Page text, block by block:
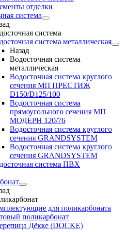
отделки
система
система
система металлическая
Назад
Водосточная система
металлическая
Водосточная система круглого
сечения МП ПРЕСТИЖ
D150/D125/100
Водосточная система
прямоугольного сечения МП
МОДЕРН 120/76
Водосточная система круглого
сечения GRANDSYSTEM
Водосточная система круглого
сечения GRANDSYSTEM
система ПВХ
для поликарбоната
поликарбонат
Дёкке (DOCKE)